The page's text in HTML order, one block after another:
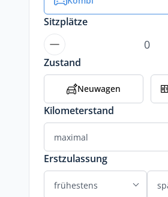
Sitzplätze
Zustand
Neuwagen
Kilometerstand
Erstzulassung